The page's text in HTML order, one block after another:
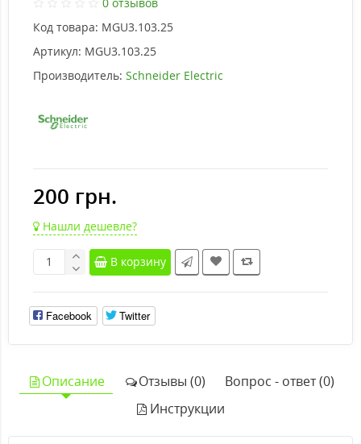
Код товара: MGU3.103.25
Артикул: MGU3.103.25
Производитель: Schneider Electric
200 грн.
Нашли дешевле?
В корзину
Facebook Twitter
Описание Отзывы (0)
Вопрос - ответ (0)
Инструкции